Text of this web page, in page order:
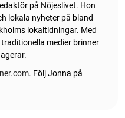
på Nöjeslivet. Hon
lokala nyheter på bland
lokaltidningar. Med
medier brinner
. Följ Jonna på